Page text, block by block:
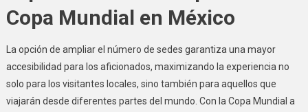
Copa Mundial en México
La opción de ampliar el número de sedes garantiza una mayor
accesibilidad para los aficionados, maximizando la experiencia no
solo para los visitantes locales, sino también para aquellos que
viajarán desde diferentes partes del mundo. Con la Copa Mundial a